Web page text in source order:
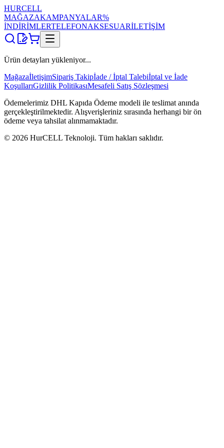
HURCELL
MAĞAZAKAMPANYALAR%
İNDİRİMLERTELEFONAKSESUARİLETİŞİM
Ürün detayları yükleniyor...
MağazaİletişimSipariş Takipİade / İptal Talebiİptal ve İade
KoşullarıGizlilik PolitikasıMesafeli Satış Sözleşmesi
Ödemelerimiz DHL Kapıda Ödeme modeli ile teslimat anında
gerçekleştirilmektedir. Alışverişleriniz sırasında herhangi bir ön
ödeme veya tahsilat alınmamaktadır.
© 2026 HurCELL Teknoloji. Tüm hakları saklıdır.